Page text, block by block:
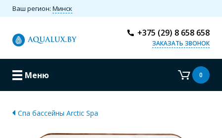
Ваш регион: Минск
+375 (29) 8 658 658
ЗАКАЗАТЬ ЗВОНОК
Меню 0
Спа бассейны Arctic Spa